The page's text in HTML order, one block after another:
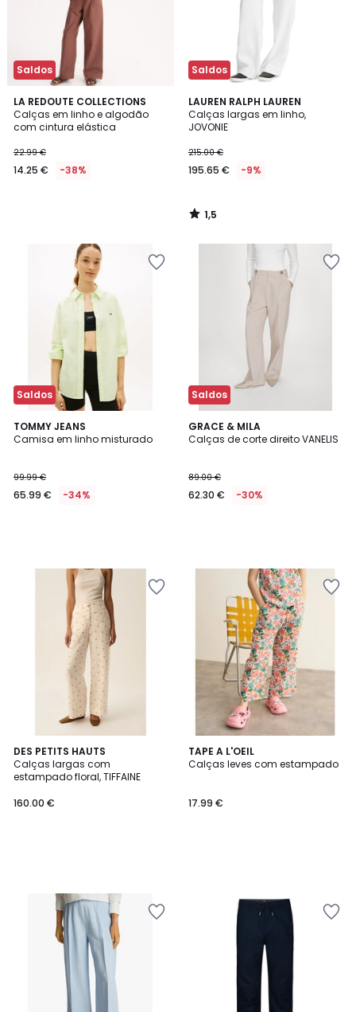
Saldos
LA REDOUTE COLLECTIONS
Calças em linho e algodão
com cintura elástica
22.99 €
14.25 € -38%
Saldos
LAUREN RALPH LAUREN
Calças largas em linho,
JOVONIE
215.00 €
195.65 € -9%
1,5
/
5
1,5
/
Saldos
TOMMY JEANS
Camisa em linho misturado
99.99 €
65.99 € -34%
Saldos
GRACE & MILA
Calças de corte direito VANELIS
89.00 €
62.30 € -30%
DES PETITS HAUTS
Calças largas com
estampado floral, TIFFAINE
160.00 €
TAPE A L'OEIL
Calças leves com estampado
17.99 €